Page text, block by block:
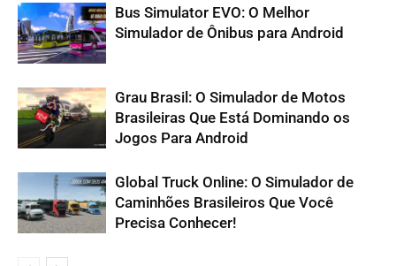
Bus Simulator EVO: O Melhor
Simulador de Ônibus para Android
Grau Brasil: O Simulador de Motos
Brasileiras Que Está Dominando os
Jogos Para Android
Global Truck Online: O Simulador de
Caminhões Brasileiros Que Você
Precisa Conhecer!